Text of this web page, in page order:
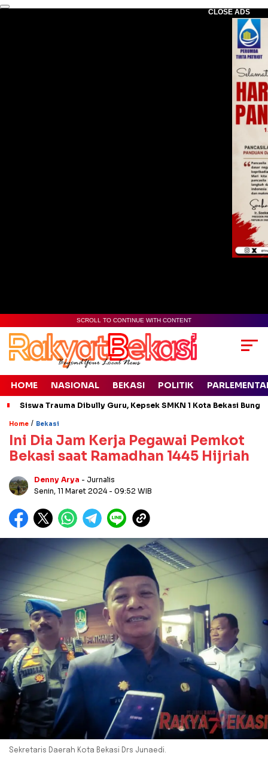
CLOSE ADS
SCROLL TO CONTINUE WITH CONTENT
HOME NASIONAL BEKASI POLITIK
Siswa Trauma Dibully Guru, Kepsek SMKN 1 Kota Bekasi
Home / Bekasi
Ini Dia Jam Kerja Pegawai Pemkot
Bekasi saat Ramadhan 1445 Hijriah
Denny Arya - Jurnalis
Senin, 11 Maret 2024 - 09:52 WIB
Sekretaris Daerah Kota Bekasi Drs Junaedi.